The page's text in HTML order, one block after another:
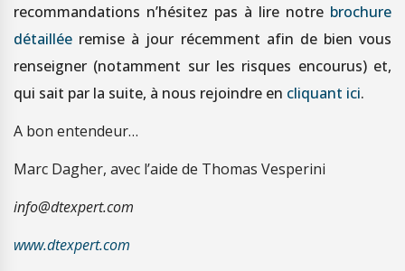
recommandations n’hésitez pas à lire notre brochure
détaillée remise à jour récemment afin de bien vous
renseigner (notamment sur les risques encourus) et,
qui sait par la suite, à nous rejoindre en cliquant ici.
A bon entendeur…
Marc Dagher, avec l’aide de Thomas Vesperini
info@dtexpert.com
www.dtexpert.com